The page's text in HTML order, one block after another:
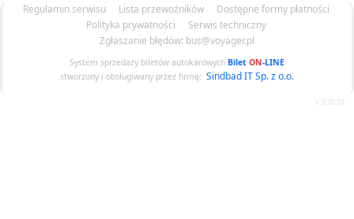
Regulamin serwisu Lista przewoźników
Dostępne formy płatności
Polityka prywatności
Serwis techniczny
Zgłaszanie błędów: bus@voyager.pl
System sprzedaży biletów autokarowych Bilet ON-LINE
stworzony i obsługiwany przez firmę: Sindbad IT Sp. z o.o.
v. 3.20.10